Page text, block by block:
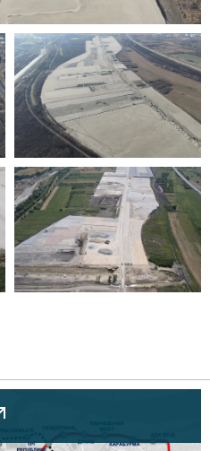
Prva faza izgradnje linije 1
Beogradskog metroa